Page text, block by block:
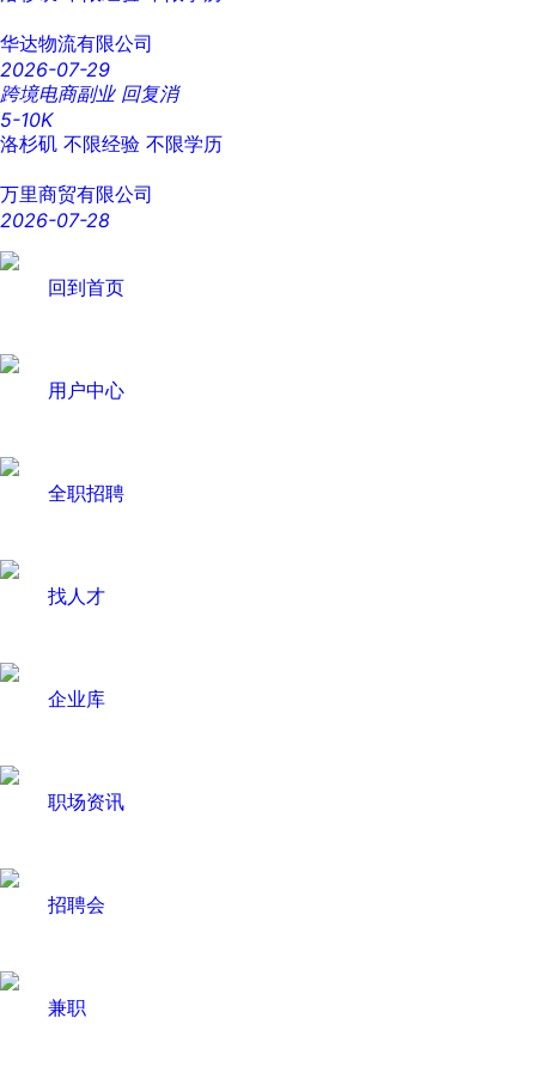
华达物流有限公司
2026-07-29
跨境电商副业 回复消
5-10K
洛杉矶 不限经验 不限学历
万里商贸有限公司
2026-07-28
回到首页
用户中心
全职招聘
找人才
企业库
职场资讯
招聘会
兼职